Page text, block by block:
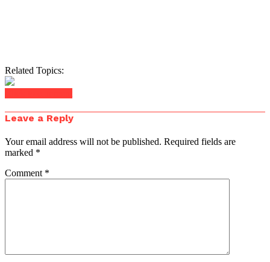
Related Topics:
Leave a Reply
Your email address will not be published. Required fields are
marked *
Comment *